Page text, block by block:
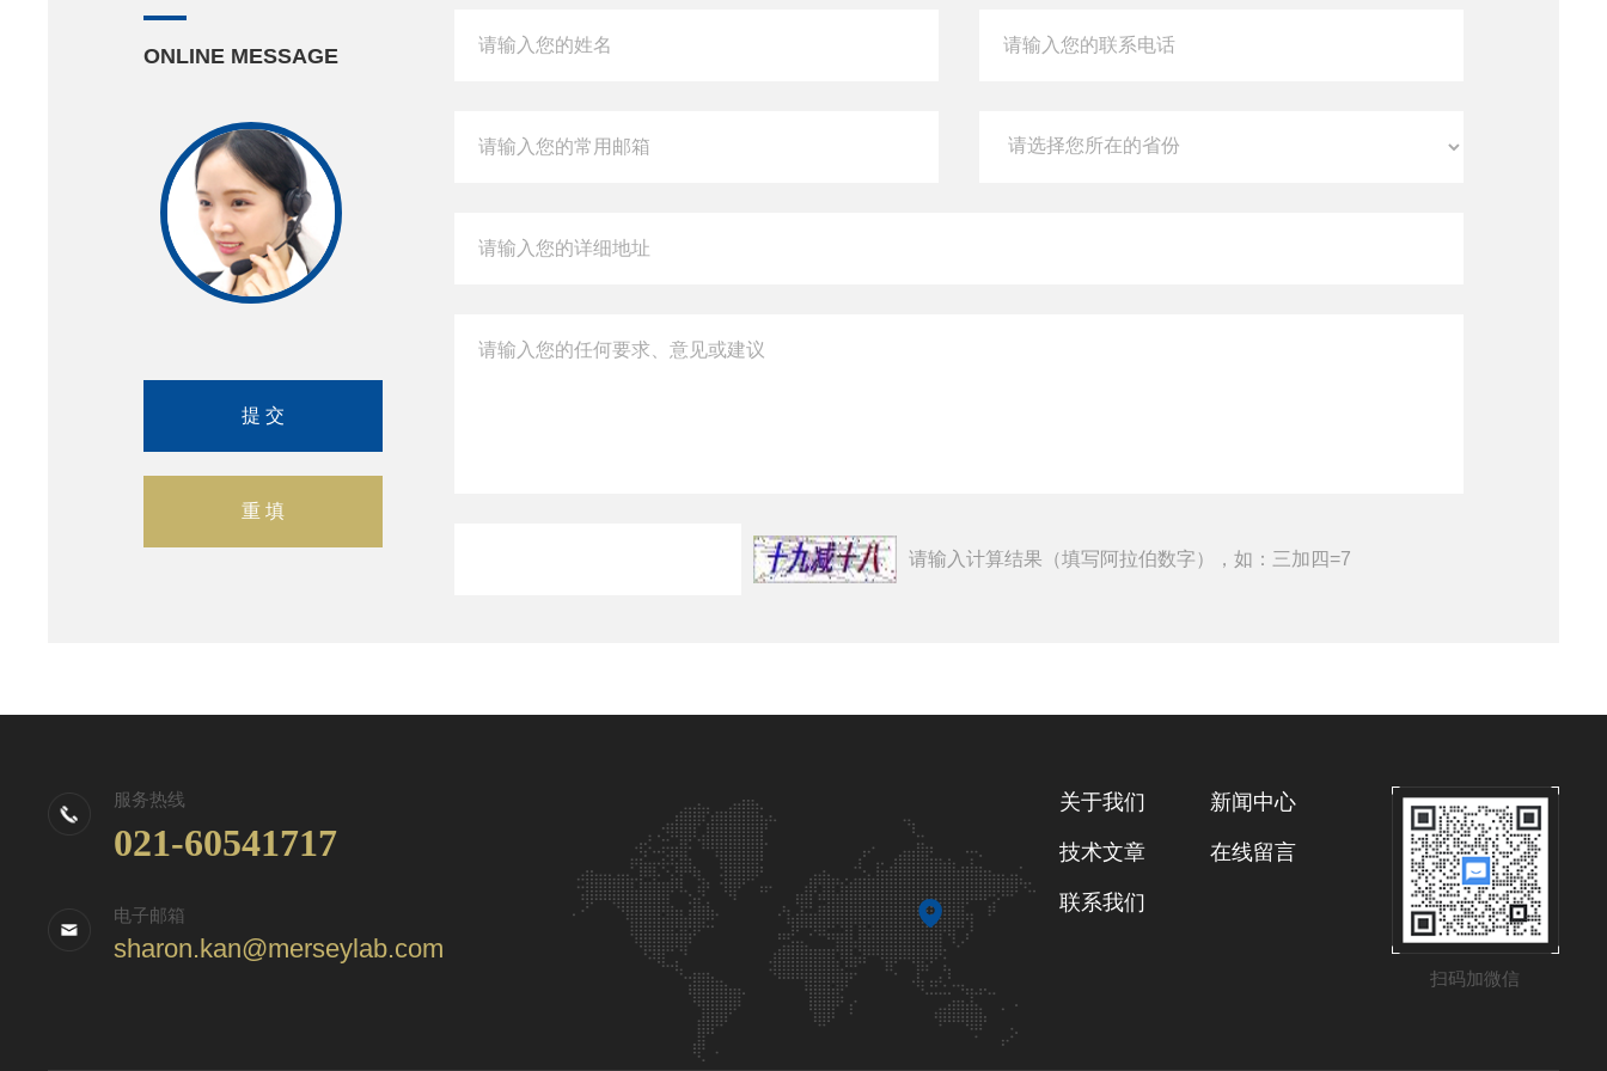
ONLINE MESSAGE
请输入计算结果（填写阿拉伯数字），如：三加四=7
服务热线
021-60541717
电子邮箱
sharon.kan@merseylab.com
扫码加微信
关于我们 新闻中心
技术文章 在线留言
联系我们